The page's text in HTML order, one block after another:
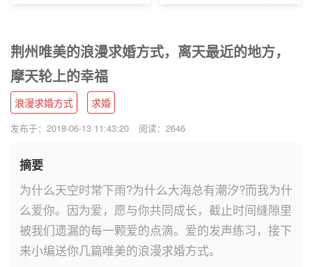
荆州唯美的浪漫求婚方式，离天最近的地方，
摩天轮上的幸福
浪漫求婚方式 求婚
发布于：2018-06-13 11:43:20 阅读：2646
摘要
为什么天空时常下雨?为什么大海总有潮汐?而我为什
么爱你。因为爱，愿与你共同成长，截止时间缝隙里
被我们遗漏的每一颗爱的点滴。爱的发声练习，接下
来小编送你几篇唯美的浪漫求婚方式。